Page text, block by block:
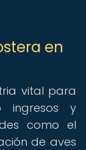
en
vital para
ingresos y
como el
de aves